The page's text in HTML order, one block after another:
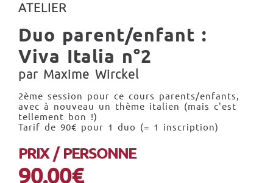
ATELIER
Duo parent/enfant :
Viva Italia n°2
par Maxime Wirckel
2ème session pour ce cours parents/enfants,
avec à nouveau un thème italien (mais c'est
tellement bon !)
Tarif de 90€ pour 1 duo (= 1 inscription)
PRIX / PERSONNE
90.00€